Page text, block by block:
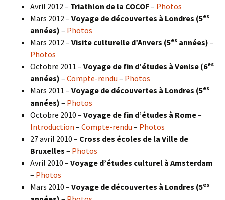
Avril 2012 – Triathlon de la COCOF– Photos
Mars 2012 – Voyage de découvertes à Londres (5es
années) – Photos
Mars 2012 – Visite culturelle d’Anvers (5es années) –
Photos
Octobre 2011 – Voyage de fin d’études à Venise (6es
années) – Compte-rendu – Photos
Mars 2011 – Voyage de découvertes à Londres (5es
années) – Photos
Octobre 2010 – Voyage de fin d’études à Rome–
Introduction – Compte-rendu – Photos
27 avril 2010 – Cross des écoles de la Ville de
Bruxelles – Photos
Avril 2010 – Voyage d’études culturel à Amsterdam
– Photos
Mars 2010 – Voyage de découvertes à Londres (5es